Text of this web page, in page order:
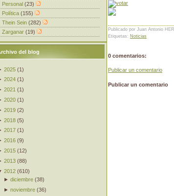
Publicado por Juan Antonio
Etiquetas: Noticias
0 comentarios:
Publicar un comentario
Publicar un comentario
Personal (23)
Política (155)
Thein Sein (282)
Zarganar (19)
del blog
2025 (1)
2024 (1 )
2021 (1)
2020 (1)
2019 (2)
2018 (5)
2017 (1 )
2016 (9)
2015 (12)
2013 (88)
2012 (610)
►diciembre (38)
►noviembre (36)